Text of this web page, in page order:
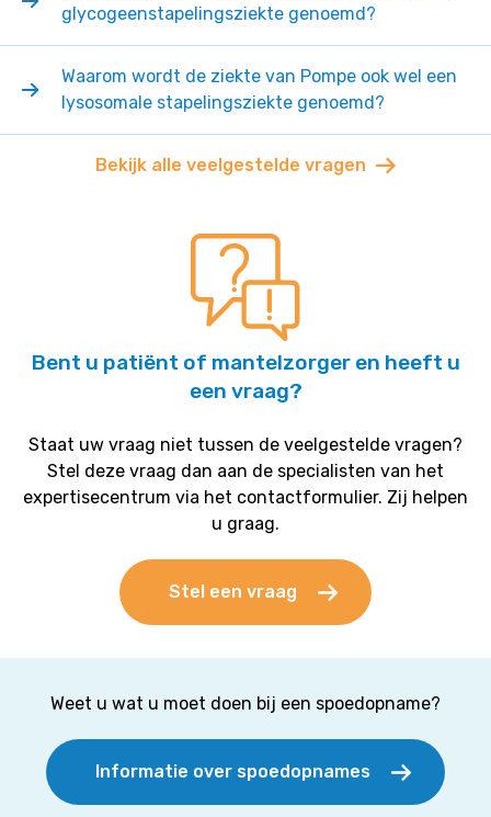
glycogeenstapelingsziekte genoemd?
Waarom wordt de ziekte van Pompe ook wel een
lysosomale stapelingsziekte genoemd?
Bekijk alle veelgestelde vragen
Bent u patiënt of mantelzorger en heeft u
een vraag?
Staat uw vraag niet tussen de veelgestelde vragen?
Stel deze vraag dan aan de specialisten van het
expertisecentrum via het contactformulier. Zij helpen
u graag.
Stel een vraag
Weet u wat u moet doen bij een spoedopname?
Informatie over spoedopnames